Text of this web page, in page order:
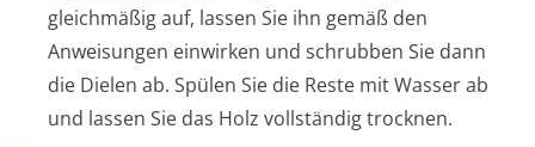
gleichmäßig auf, lassen Sie ihn gemäß den
Anweisungen einwirken und schrubben Sie dann
die Dielen ab. Spülen Sie die Reste mit Wasser ab
und lassen Sie das Holz vollständig trocknen.